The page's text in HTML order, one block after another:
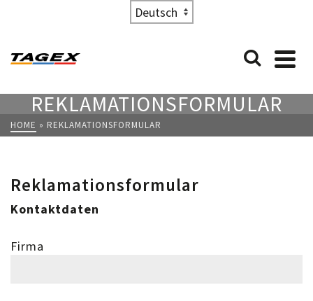
Choose
a
REKLAMATIONSFORMULAR
HOME » REKLAMATIONSFORMULAR
Reklamationsformular
Kontaktdaten
Firma